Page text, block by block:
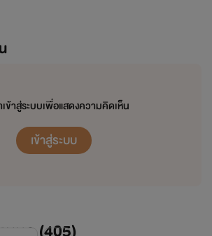
ข้าสู่ระบบเพื่อแสดงความคิดเห็น
เข้าสู่ระบบ